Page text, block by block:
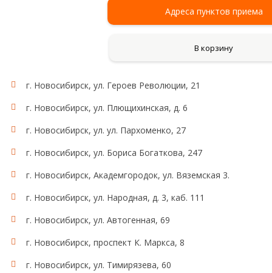
Адреса пунктов приема
В корзину
г. Новосибирск, ул. Героев Революции, 21
г. Новосибирск, ул. Плющихинская, д. 6
г. Новосибирск, ул. ул. Пархоменко, 27
г. Новосибирск, ул. Бориса Богаткова, 247
г. Новосибирск, Академгородок, ул. Вяземская 3.
г. Новосибирск, ул. Народная, д. 3, каб. 111
г. Новосибирск, ул. Автогенная, 69
г. Новосибирск, проспект К. Маркса, 8
г. Новосибирск, ул. Тимирязева, 60